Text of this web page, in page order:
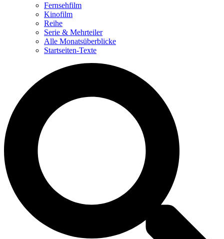
Fernsehfilm
Kinofilm
Reihe
Serie & Mehrteiler
Alle Monatsüberblicke
Startseiten-Texte